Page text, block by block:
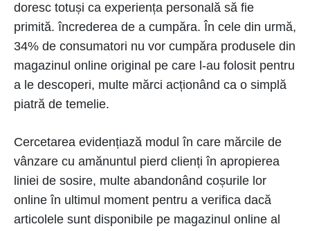
doresc totuși ca experiența personală să fie
primită. încrederea de a cumpăra. În cele din urmă,
34% de consumatori nu vor cumpăra produsele din
magazinul online original pe care l-au folosit pentru
a le descoperi, multe mărci acționând ca o simplă
piatră de temelie.
Cercetarea evidențiază modul în care mărcile de
vânzare cu amănuntul pierd clienți în apropierea
liniei de sosire, multe abandonând coșurile lor
online în ultimul moment pentru a verifica dacă
articolele sunt disponibile pe magazinul online al